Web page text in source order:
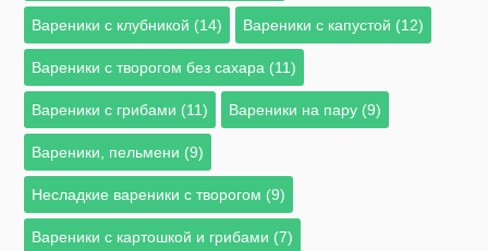
Вареники с клубникой (14) Вареники с капустой (12)
Вареники с творогом без сахара (11)
Вареники с грибами (11) Вареники на пару (9)
Вареники, пельмени (9)
Несладкие вареники с творогом (9)
Вареники с картошкой и грибами (7)